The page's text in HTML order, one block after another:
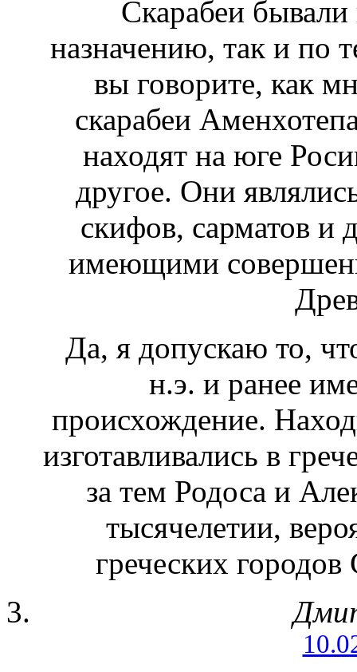
Скарабеи бывали
назначению, так и по
вы говорите, как
скарабеи
находят на юге
другое. Они
скифов, сарматов и
имеющими
Да, я допускаю то,
н.э. и ранее
происхождение.
изготавливались в
за тем Родоса и
тысячелетии,
греческих